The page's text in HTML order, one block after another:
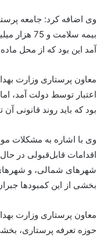
آمد این بود که از محل ماده 37 بود و به همه بخش‌های سلامت پرداخت شد و تنها برای مطالبات کارکنان نبود.
اعتبار توسط دولت آمد،
بود که باید روند قانونی
وی با اشاره به مشکلات
اقدامات قابل‌قبولی در
شهرهای شمالی، و شهرهای
بخشی از این کمبودها
حوزه تعرفه پرستاری،